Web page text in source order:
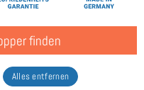
finden
Alles entfernen